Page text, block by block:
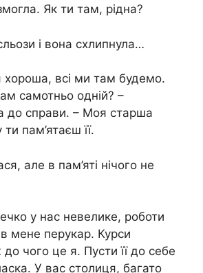
Як ти там, рідна?
і вона схлипнула…
всі ми там будемо.
самотньо одній? –
до справи. – Моя старша
пам’ятаєш її.
але в пам’яті нічого не
у нас невелике, роботи
мене перукар. Курси
до чого це я. Пусти її до себе
У вас столиця, багато